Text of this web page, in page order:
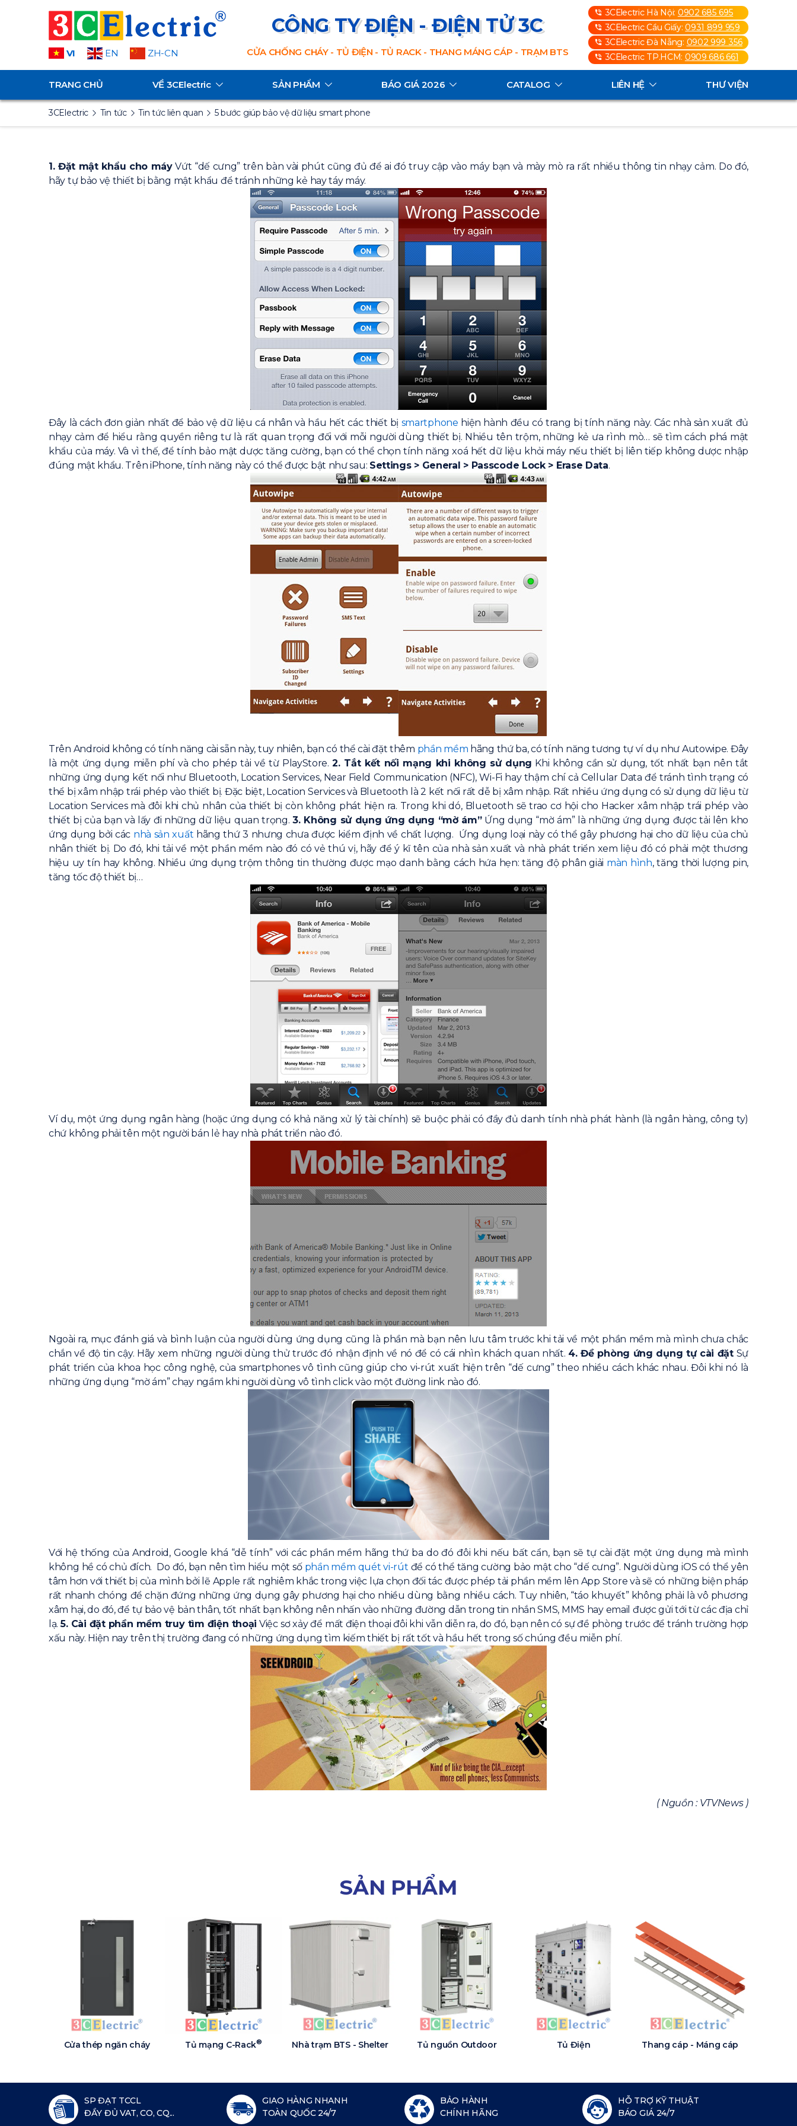
VI EN ZH-CN
CÔNG TY ĐIỆN - ĐIỆN TỬ 3C
CỬA CHỐNG CHÁY - TỦ ĐIỆN - TỦ RACK - THANG MÁNG CÁP - TRẠM BTS
3CElectric Hà Nội: 0902 685 695
3CElectric Cầu Giấy:0931 899 959
3CElectric Đà Nẵng: 0902 999 356
3CElectric TP.HCM: 0909 686 661
TRANG CHỦ VỀ 3CElectric SẢN PHẨM BÁO GIÁ 2026 CATALOG LIÊN HỆ THƯ VIỆN
3CElectric Tin tức Tin tức liên quan 5 bước giúp bảo vệ dữ liệu smart phone
1. Đặt mật khẩu cho máyVứt “dế cưng” trên bàn vài phút cũng đủ để ai đó truy cập vào máy bạn và mày mò ra rất nhiều thông tin nhạy cảm. Do đó,
hãy tự bảo vệ thiết bị bằng mật khẩu để tránh những kẻ hay táy máy.
Đây là cách đơn giản nhất để bảo vệ dữ liệu cá nhân và hầu hết các thiết bị smartphone hiện hành đều có trang bị tính năng này. Các nhà sản xuất đủ
nhạy cảm để hiểu rằng quyền riêng tư là rất quan trọng đối với mỗi người dùng thiết bị. Nhiều tên trộm, những kẻ ưa rình mò… sẽ tìm cách phá mật
khẩu của máy. Và vì thế, để tính bảo mật dược tăng cường, bạn có thể chọn tính năng xoá hết dữ liệu khỏi máy nếu thiết bị liên tiếp không dược nhập
đúng mật khẩu. Trên iPhone, tính năng này có thể được bật như sau: Settings > General > Passcode Lock > Erase Data.
Trên Android không có tính năng cài sẵn này, tuy nhiên, bạn có thể cài đặt thêm phần mềm hãng thứ ba, có tính năng tương tự ví dụ như Autowipe. Đây
là một ứng dụng miễn phí và cho phép tải về từ PlayStore.2. Tắt kết nối mạng khi không sử dụng Khi không cần sử dụng, tốt nhất bạn nên tắt
những ứng dụng kết nối như Bluetooth, Location Services, Near Field Communication (NFC), Wi-Fi hay thậm chí cả Cellular Data để tránh tình trạng có
thể bị xâm nhập trái phép vào thiết bị. Đặc biệt, Location Services và Bluetooth là 2 kết nối rất dễ bị xâm nhập. Rất nhiều ứng dụng có sử dụng dữ liệu từ
Location Services mà đôi khi chủ nhân của thiết bị còn không phát hiện ra. Trong khi dó, Bluetooth sẽ trao cơ hội cho Hacker xâm nhập trái phép vào
thiết bị của bạn và lấy đi những dữ liệu quan trọng.3. Không sử dụng ứng dụng “mờ ám”Ứng dụng “mờ ám” là những ứng dụng được tải lên kho
ứng dụng bởi các nhà sản xuất hãng thứ 3 nhưng chưa được kiểm định về chất lượng. Ứng dụng loại này có thể gây phương hại cho dữ liệu của chủ
nhân thiết bị. Do đó, khi tải về một phần mềm nào đó có vẻ thú vị, hãy để ý kĩ tên của nhà sản xuất và nhà phát triển xem liệu đó có phải một thương
hiệu uy tín hay không. Nhiều ứng dụng trộm thông tin thường được mạo danh bằng cách hứa hẹn: tăng độ phân giải màn hình, tăng thời lượng pin,
tăng tốc độ thiết bị…
Ví dụ, một ứng dụng ngân hàng (hoặc ứng dụng có khả năng xử lý tài chính) sẽ buộc phải có đầy đủ danh tính nhà phát hành (là ngân hàng, công ty)
chứ không phải tên một người bán lẻ hay nhà phát triển nào đó.
Ngoài ra, mục đánh giá và bình luận của người dùng ứng dụng cũng là phần mà bạn nên lưu tâm trước khi tải về một phần mềm mà mình chưa chắc
chắn về độ tin cậy. Hãy xem những người dùng thử trước đó nhận định về nó để có cái nhìn khách quan nhất. 4. Đề phòng ứng dụng tự cài đặtSự
phát triển của khoa học công nghệ, của smartphones vô tình cũng giúp cho vi-rút xuất hiện trên “dế cưng” theo nhiều cách khác nhau. Đôi khi nó là
những ứng dụng “mờ ám” chạy ngầm khi người dùng vô tình click vào một đường link nào đó.
Với hệ thống của Android, Google khá “dễ tính” với các phần mềm hãng thứ ba do đó đôi khi nếu bất cẩn, bạn sẽ tự cài đặt một ứng dụng mà mình
không hề có chủ đích. Do đó, bạn nên tìm hiểu một số phần mềm quét vi-rút để có thể tăng cường bảo mật cho “dế cưng”. Người dùng iOS có thể yên
tâm hơn với thiết bị của mình bởi lẽ Apple rất nghiêm khắc trong việc lựa chọn đối tác được phép tải phần mềm lên App Store và sẽ có những biện pháp
rất nhanh chóng để chặn đứng những ứng dụng gây phương hại cho nhiều dùng bằng nhiều cách. Tuy nhiên, “táo khuyết” không phải là vô phương
xâm hại, do đó, để tự bảo vệ bản thân, tốt nhất bạn không nên nhấn vào những đường dẫn trong tin nhắn SMS, MMS hay email được gửi tới từ các địa chỉ
lạ.5. Cài đặt phần mềm truy tìm điện thoại Việc sơ xảy để mất điện thoại đôi khi vẫn diễn ra, do đó, bạn nên có sự đề phòng trước để tránh trường hợp
xấu này. Hiện nay trên thị trường đang có những ứng dụng tìm kiếm thiết bị rất tốt và hầu hết trong số chúng đều miễn phí.
( Nguồn : VTVNews )
SẢN PHẨM
Cửa thép ngăn cháy Tủ mạng C-Rack® Nhà trạm BTS - Shelter Tủ nguồn Outdoor Tủ Điện Thang cáp - Máng cáp
SP ĐẠT TCCL
ĐẦY ĐỦ VAT, CO, CQ...
GIAO HÀNG NHANH
TOÀN QUỐC 24/7
BẢO HÀNH
CHÍNH HÃNG
HỖ TRỢ KỸ THUẬT
BÁO GIÁ 24/7